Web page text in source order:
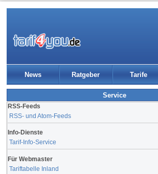
News Ratgeber Tarife
Service
RSS-Feeds
RSS- und Atom-Feeds
Info-Dienste
Tarif-Info-Service
Für Webmaster
Tariftabelle Inland